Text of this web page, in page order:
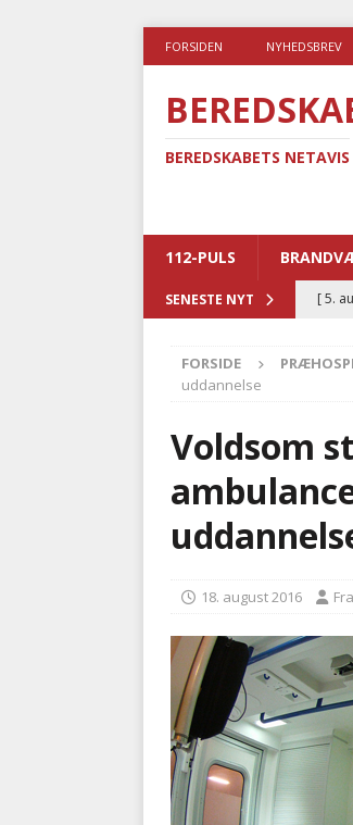
FORSIDEN NYHEDSBREV
BEREDSKABETS NETAVIS
112-PULS
SENESTE NYT [ 5.
[ 5.
[ 4.
FORSIDE
uddannelse
Voldsom
18. august 2016